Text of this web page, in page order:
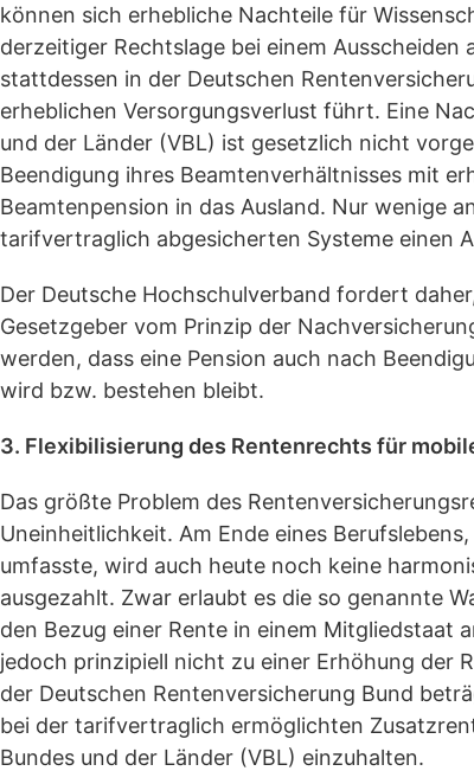
können sich erhebliche Nachteile für
derzeitiger Rechtslage bei einem
stattdessen in der Deutschen
erheblichen Versorgungsverlust führt. Eine
und der Länder (VBL) ist gesetzlich nicht
Beendigung ihres Beamtenverhältnisses mit
Beamtenpension in das Ausland. Nur wenige
tarifvertraglich abgesicherten Systeme einen
Der Deutsche Hochschulverband fordert
Gesetzgeber vom Prinzip der
werden, dass eine Pension auch nach
wird bzw. bestehen bleibt.
3. Flexibilisierung des Rentenrechts für
Das größte Problem des
Uneinheitlichkeit. Am Ende eines
umfasste, wird auch heute noch keine
ausgezahlt. Zwar erlaubt es die so genannte
den Bezug einer Rente in einem Mitgliedstaat
jedoch prinzipiell nicht zu einer Erhöhung der
der Deutschen Rentenversicherung Bund
bei der tarifvertraglich ermöglichten
Bundes und der Länder (VBL) einzuhalten.